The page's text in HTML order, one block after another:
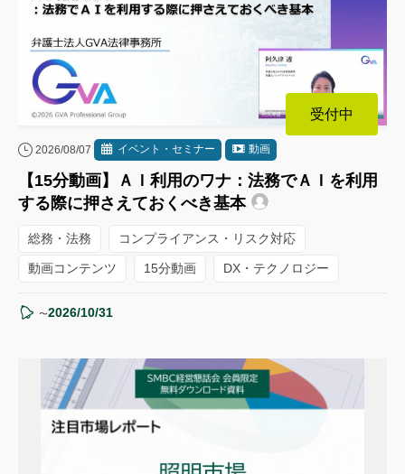
受付中
2026/08/07 イベント・セミナー 動画
【15分動画】ＡＩ利用のワナ：法務でＡＩを利用
する際に押さえておくべき基本
総務・法務 コンプライアンス・リスク対応
動画コンテンツ 15分動画 DX・テクノロジー
〜2026/10/31